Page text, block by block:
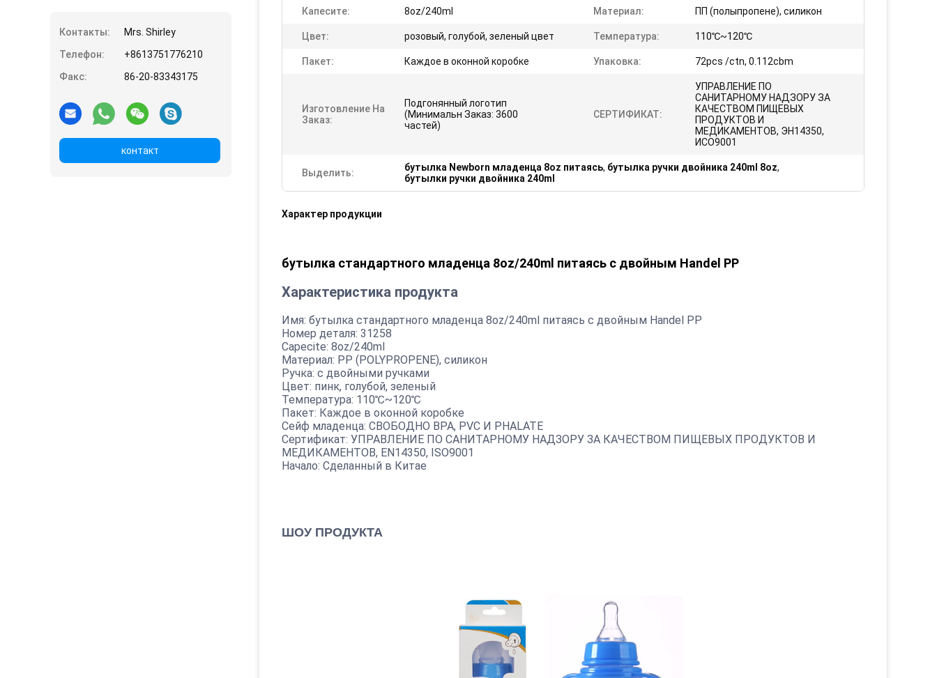
Контакты:
Mrs. Shirley
Телефон:
+8613751776210
Факс:
86-20-83343175
контакт
Капесите: 8oz/240ml Материал: ПП (полыпропене), силикон
Цвет: розовый, голубой, зеленый цвет Температура: 110℃~120℃
Пакет: Каждое в оконной коробке Упаковка: 72pcs /ctn, 0.112cbm
Изготовление На
Заказ:
Подгонянный логотип
(Минимальн Заказ: 3600
частей)
СЕРТИФИКАТ:
УПРАВЛЕНИЕ ПО
САНИТАРНОМУ НАДЗОРУ ЗА
КАЧЕСТВОМ ПИЩЕВЫХ
ПРОДУКТОВ И
МЕДИКАМЕНТОВ, ЭН14350,
ИСО9001
Выделить: бутылка Newborn младенца 8oz питаясь, бутылка ручки двойника 240ml 8oz,
бутылки ручки двойника 240ml
Характер продукции
бутылка стандартного младенца 8oz/240ml питаясь с двойным Handel PP
Характеристика продукта
Имя: бутылка стандартного младенца 8oz/240ml питаясь с двойным Handel PP
Номер деталя: 31258
Capecite: 8oz/240ml
Материал: PP (POLYPROPENE), силикон
Ручка: с двойными ручками
Цвет: пинк, голубой, зеленый
Температура: 110℃~120℃
Пакет: Каждое в оконной коробке
Сейф младенца: СВОБОДНО BPA, PVC И PHALATE
Сертификат: УПРАВЛЕНИЕ ПО САНИТАРНОМУ НАДЗОРУ ЗА КАЧЕСТВОМ ПИЩЕВЫХ ПРОДУКТОВ И
МЕДИКАМЕНТОВ, EN14350, ISO9001
Начало: Сделанный в Китае
ШОУ ПРОДУКТА